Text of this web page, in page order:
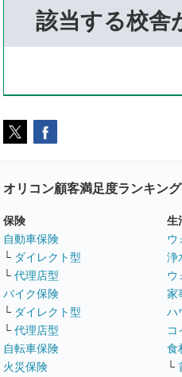
該当する校舎
オリコン顧客満足度ランキング
保険
自動車保険
└ ダイレクト型
└ 代理店型
バイク保険
└ ダイレクト型
└ 代理店型
自転車保険
火災保険
生
ウ
浄
ウ
家
ハ
コ
食
└